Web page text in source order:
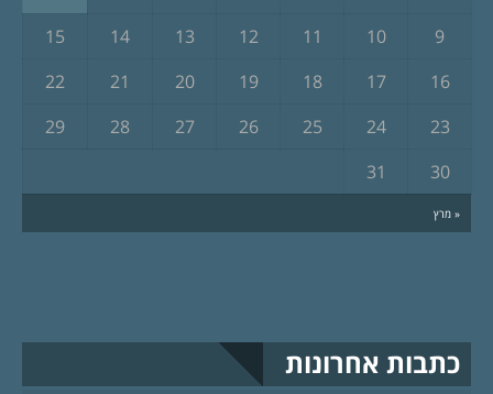
« מרץ
9
10
11
12
13
14
15
16
17
18
19
20
21
22
23
24
25
26
27
28
29
30
31
כתבות אחרונות